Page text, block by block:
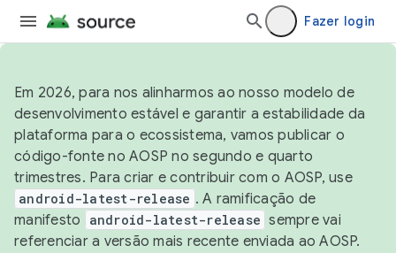
Fazer login
Em 2026, para nos alinharmos ao nosso modelo de
desenvolvimento estável e garantir a estabilidade da
plataforma para o ecossistema, vamos publicar o
código-fonte no AOSP no segundo e quarto
trimestres. Para criar e contribuir com o AOSP, use
android-latest-release . A ramificação de
manifesto
android-latest-release sempre vai
referenciar a versão mais recente enviada ao AOSP.